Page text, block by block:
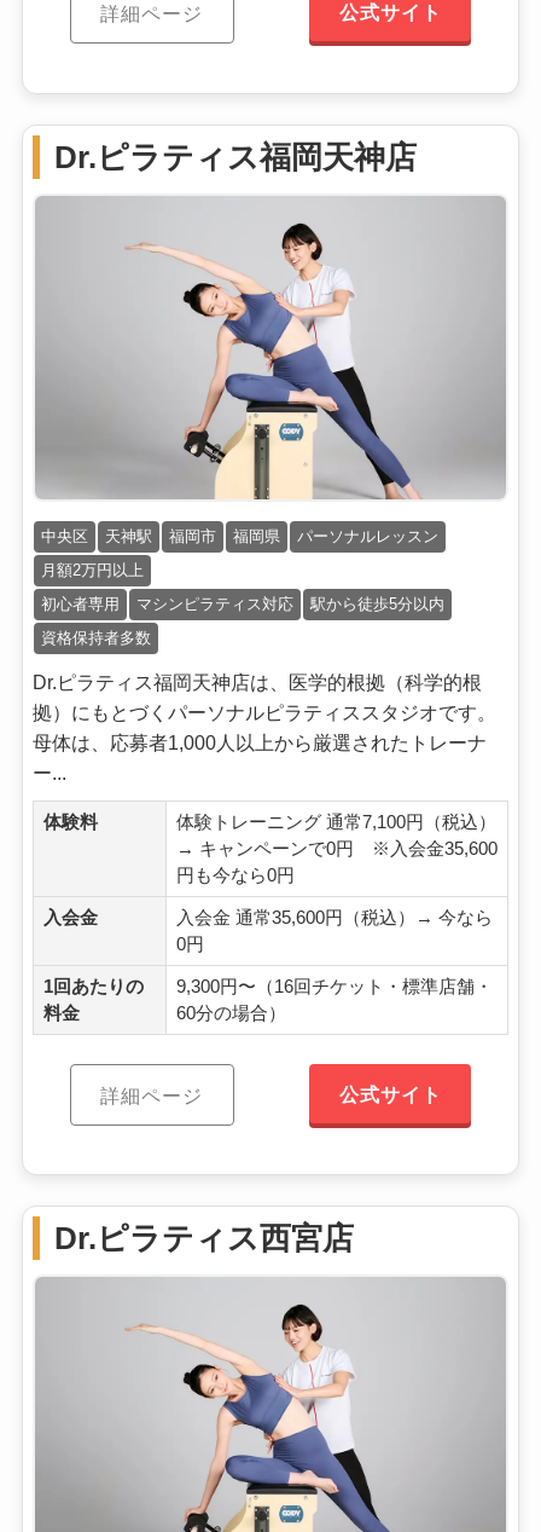
詳細ページ 公式サイト
Dr.ピラティス福岡天神店
中央区 天神駅 福岡市 福岡県
パーソナルレッスン
月額2万円以上
初心者専用
マシンピラティス対応
駅から徒歩5分以内
資格保持者多数
Dr.ピラティス福岡天神店は、医学的根拠（科学的根
拠）にもとづくパーソナルピラティススタジオです。
母体は、応募者1,000人以上から厳選されたトレーナ
ー...
体験料
体験トレーニング 通常7,100円（税込）
→ キャンペーンで0円 ※入会金35,600
円も今なら0円
入会金
入会金 通常35,600円（税込）→ 今なら
0円
1回あたりの
料金
9,300円〜（16回チケット・標準店舗・
60分の場合）
詳細ページ 公式サイト
Dr.ピラティス西宮店